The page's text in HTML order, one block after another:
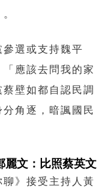
選或支持魏平
應該去問我的家
壁如都自認民調
角逐，暗諷國民
麗文：比照蔡英文
》接受主持人黃